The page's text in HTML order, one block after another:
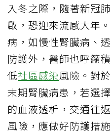
入冬之際，隨著新冠
啟，恐迎來流感大年
病，如慢性腎臟病、
防護外，醫師也呼籲
低社區感染風險。對
末期腎臟病患，若選
的血液透析，交通往
風險，應做好防護措